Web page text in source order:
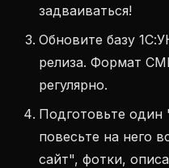
задваиваться!
Обновите базу
релиза. Формат
регулярно.
Подготовьте один
повесьте на него
сайт", фотки,